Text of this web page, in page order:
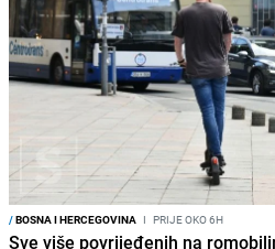
/BOSNA I HERCEGOVINA I PRIJE OKO 6H
Sve više povrijeđenih na